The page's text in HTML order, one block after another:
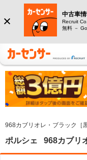
中古車
Recruit
無料 －
968カブリオレ・ブラック［
ポルシェ 968カブリ